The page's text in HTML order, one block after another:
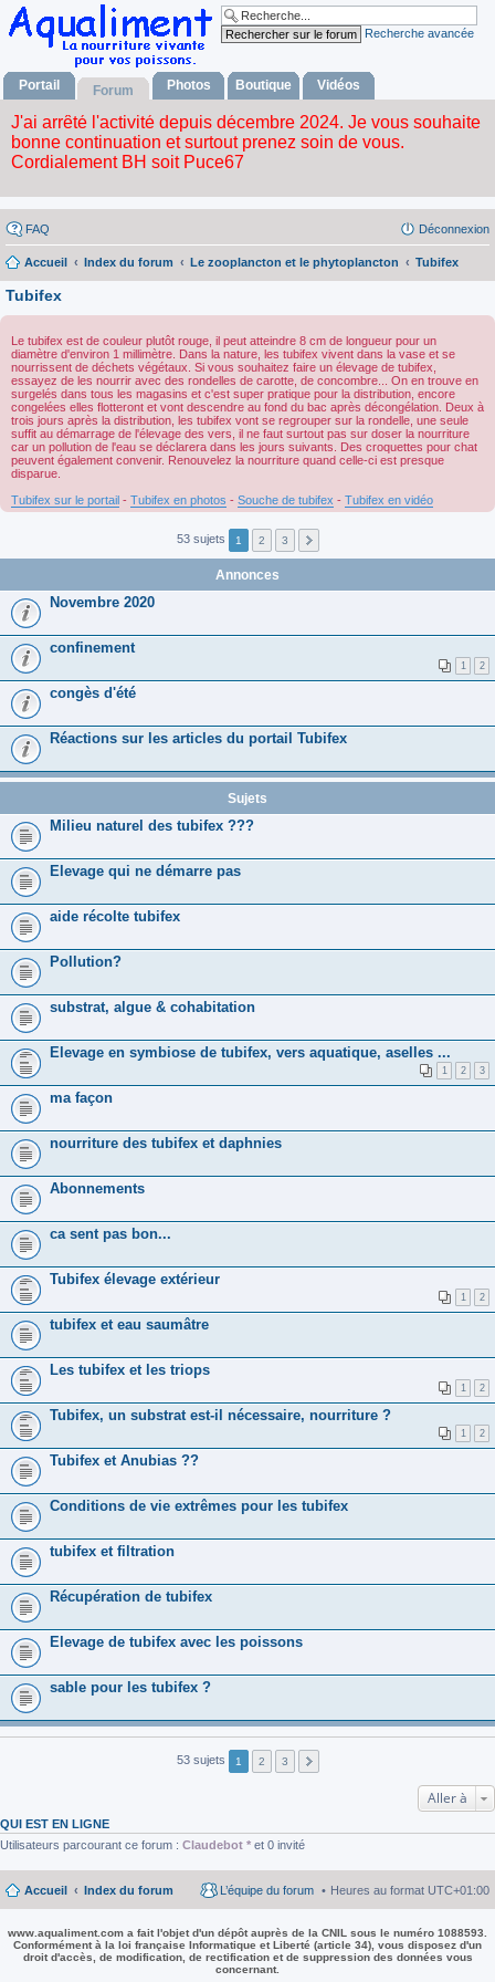
Recherche avancée
Portail Forum Photos Boutique Vidéos
FAQ Déconnexion
Accueil Index du forum Le zooplancton et le phytoplancton Tubifex
Tubifex
Le tubifex est de couleur plutôt rouge, il peut atteindre 8 cm de longueur pour un
diamètre d'environ 1 millimètre. Dans la nature, les tubifex vivent dans la vase et se
nourrissent de déchets végétaux. Si vous souhaitez faire un élevage de tubifex,
essayez de les nourrir avec des rondelles de carotte, de concombre... On en trouve en
surgelés dans tous les magasins et c'est super pratique pour la distribution, encore
congelées elles flotteront et vont descendre au fond du bac après décongélation. Deux à
trois jours après la distribution, les tubifex vont se regrouper sur la rondelle, une seule
suffit au démarrage de l'élevage des vers, il ne faut surtout pas sur doser la nourriture
car un pollution de l'eau se déclarera dans les jours suivants. Des croquettes pour chat
peuvent également convenir. Renouvelez la nourriture quand celle-ci est presque
disparue.
Tubifex sur le portail - Tubifex en photos - Souche de tubifex - Tubifex en vidéo
53 sujets 1 2 3
Annonces
Novembre 2020
confinement
1 2
congès d'été
Réactions sur les articles du portail Tubifex
Sujets
Milieu naturel des tubifex ???
Elevage qui ne démarre pas
aide récolte tubifex
Pollution?
substrat, algue & cohabitation
Elevage en symbiose de tubifex, vers aquatique, aselles ...
1 2 3
ma façon
nourriture des tubifex et daphnies
Abonnements
ca sent pas bon...
Tubifex élevage extérieur
1 2
tubifex et eau saumâtre
Les tubifex et les triops
1 2
Tubifex, un substrat est-il nécessaire, nourriture ?
1 2
Tubifex et Anubias ??
Conditions de vie extrêmes pour les tubifex
tubifex et filtration
Récupération de tubifex
Elevage de tubifex avec les poissons
sable pour les tubifex ?
53 sujets 1 2 3
Aller à
QUI EST EN LIGNE
Utilisateurs parcourant ce forum : Claudebot * et 0 invité
Accueil Index du forum Heures au format UTC+01:00
L’équipe du forum
www.aqualiment.com a fait l'objet d'un dépôt auprès de la CNIL sous le numéro 1088593.
Conformément à la loi française Informatique et Liberté (article 34), vous disposez d'un
droit d'accès, de modification, de rectification et de suppression des données vous
concernant.